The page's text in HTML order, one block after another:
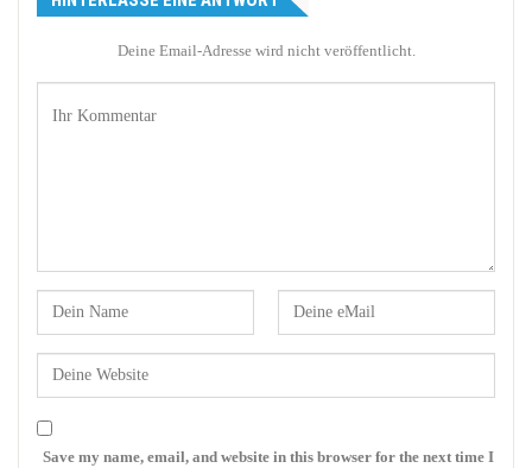
Deine Email-Adresse wird nicht veröffentlicht.
Save my name, email, and website in this browser for the next time I